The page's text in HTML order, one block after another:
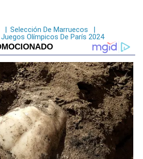
| Selección De Marruecos
|
Juegos Olímpicos De París 2024